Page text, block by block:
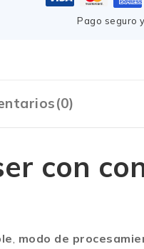
Pago seguro
con
, modo de